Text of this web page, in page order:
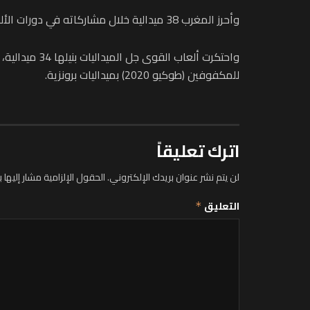
وأحرز المغرب 38 ميدالية خلال مشاركاته في دورات الألعاب الأولمبية الموازية (البارالمبية) منذ انطلاقها سنة 1988 بسيول، 16 منها ذهبية و11 فضية و11 برونزية.
للمكفوفين (طوكيو 2020) بميداليات برونزية.
اترك تعليقاً
لن يتم نشر عنوان بريدك الإلكتروني.الحقول الإلزامية مشار إليها
التعليق *